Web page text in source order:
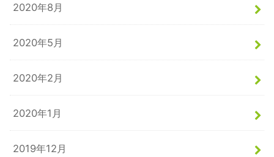
2020年8月
2020年5月
2020年2月
2020年1月
2019年12月